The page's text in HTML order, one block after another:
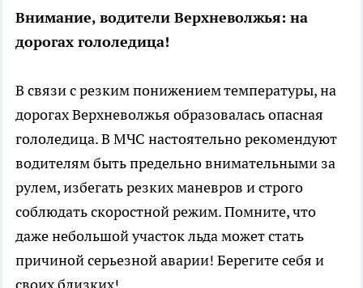
Внимание, водители Верхневолжья: на
дорогах гололедица!
В связи с резким понижением температуры, на
дорогах Верхневолжья образовалась опасная
гололедица. В МЧС настоятельно рекомендуют
водителям быть предельно внимательными за
рулем, избегать резких маневров и строго
соблюдать скоростной режим. Помните, что
даже небольшой участок льда может стать
причиной серьезной аварии! Берегите себя и
своих близких!